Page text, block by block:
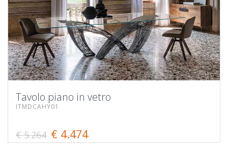
Tavolo piano in vetro
ITMDCAHY01
€ 5.264 € 4.474